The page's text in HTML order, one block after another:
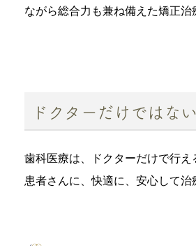
ながら総合力も兼ね備えた矯正治
ドクターだけではな
歯科医療は、ドクターだけで行え
患者さんに、快適に、安心して